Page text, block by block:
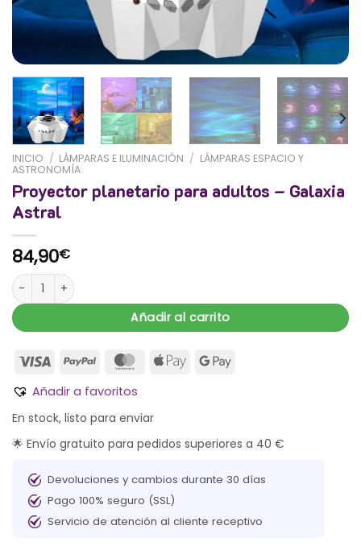
INICIO / LÁMPARAS E ILUMINACIÓN / LÁMPARAS ESPACIO Y
ASTRONOMÍA
Proyector planetario para adultos – Galaxia
Astral
84,90€
Proyector planetario para adultos - Galaxia Astral cantidad
Añadir al carrito
Añadir a favoritos
En stock, listo para enviar
🌟 Envío gratuito para pedidos superiores a 40 €
Devoluciones y cambios durante 30 días
Pago 100% seguro (SSL)
Servicio de atención al cliente receptivo